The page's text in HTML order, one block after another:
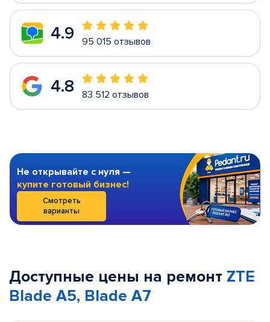
4.9 95 015 отзывов
4.8 83 512 отзывов
Не открывайте с нуля —
купите готовый бизнес!
Смотреть
варианты
Доступные цены на ремонт ZTE
Blade A5, Blade A7